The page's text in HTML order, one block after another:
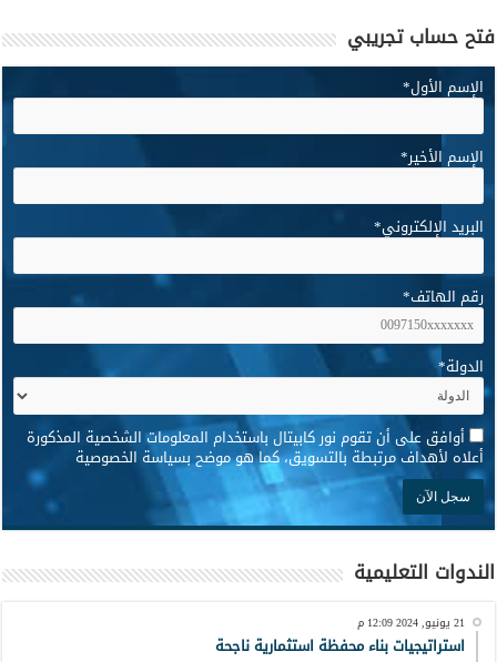
فتح حساب تجريبي
الإسم الأول*
الإسم الأخير*
البريد الإلكتروني*
رقم الهاتف*
الدولة*
* أوافق على أن تقوم نور كابيتال باستخدام المعلومات الشخصية المذكورة
أعلاه لأهداف مرتبطة بالتسويق، كما هو موضح بسياسة الخصوصية
الندوات التعليمية
21 يونيو, 2024 12:09 م
استراتيجيات بناء محفظة استثمارية ناجحة